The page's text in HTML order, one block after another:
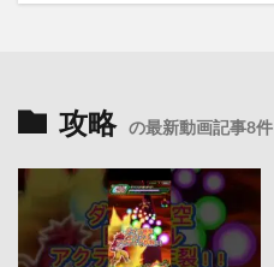
攻略 の最新動画記事8件